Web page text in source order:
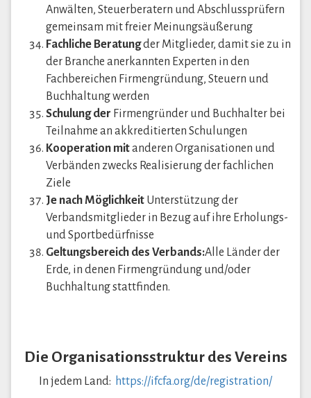
Anwälten, Steuerberatern und Abschlussprüfern
gemeinsam mit freier Meinungsäußerung
Fachliche Beratungder Mitglieder, damit sie zu in
der Branche anerkannten Experten in den
Fachbereichen Firmengründung, Steuern und
Buchhaltung werden
Schulung der Firmengründer und Buchhalter bei
Teilnahme an akkreditierten Schulungen
Kooperation mitanderen Organisationen und
Verbänden zwecks Realisierung der fachlichen
Ziele
Je nach Möglichkeit Unterstützung der
Verbandsmitglieder in Bezug auf ihre Erholungs-
und Sportbedürfnisse
Geltungsbereich des Verbands:Alle Länder der
Erde, in denen Firmengründung und/oder
Buchhaltung stattfinden.
Die Organisationsstruktur des Vereins
In jedem Land: https://ifcfa.org/de/registration/